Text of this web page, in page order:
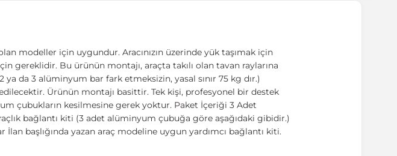
modeller için uygundur. Aracınızın üzerinde yük taşımak için
gereklidir. Bu ürünün montajı, araçta takılı olan tavan raylarına
ya da 3 alüminyum bar fark etmeksizin, yasal sınır 75 kg dır.)
Ürünün montajı basittir. Tek kişi, profesyonel bir destek
çubukların kesilmesine gerek yoktur. Paket İçeriği 3 Adet
bağlantı kiti (3 adet alüminyum çubuğa göre aşağıdaki gibidir.)
başlığında yazan araç modeline uygun yardımcı bağlantı kiti.